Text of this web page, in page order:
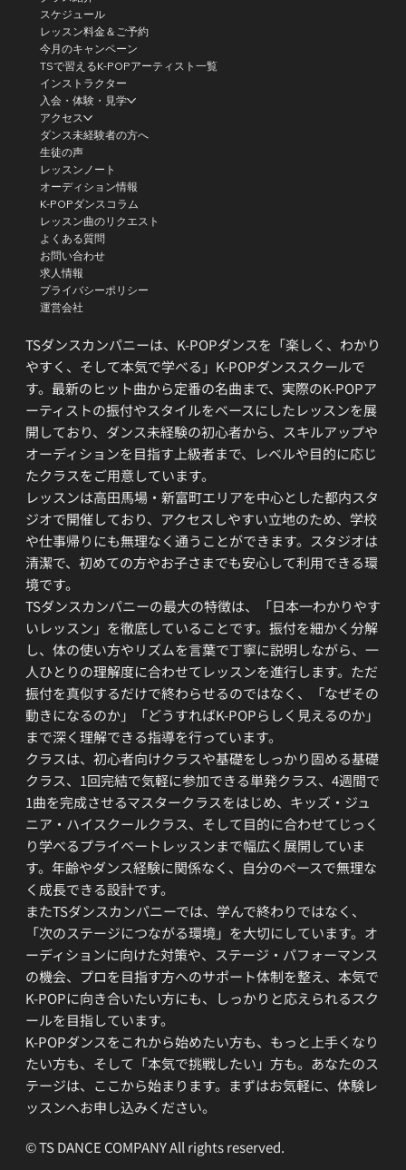
TSダンスカンパニーは、K-POPダンスを「楽しく、わかり
やすく、そして本気で学べる」K-POPダンススクールで
す。最新のヒット曲から定番の名曲まで、実際のK-POPア
ーティストの振付やスタイルをベースにしたレッスンを展
開しており、ダンス未経験の初心者から、スキルアップや
オーディションを目指す上級者まで、レベルや目的に応じ
たクラスをご用意しています。
レッスンは高田馬場・新富町エリアを中心とした都内スタ
ジオで開催しており、アクセスしやすい立地のため、学校
や仕事帰りにも無理なく通うことができます。スタジオは
清潔で、初めての方やお子さまでも安心して利用できる環
境です。
TSダンスカンパニーの最大の特徴は、「日本一わかりやす
いレッスン」を徹底していることです。振付を細かく分解
し、体の使い方やリズムを言葉で丁寧に説明しながら、一
人ひとりの理解度に合わせてレッスンを進行します。ただ
振付を真似するだけで終わらせるのではなく、「なぜその
動きになるのか」「どうすればK-POPらしく見えるのか」
まで深く理解できる指導を行っています。
クラスは、初心者向けクラスや基礎をしっかり固める基礎
クラス、1回完結で気軽に参加できる単発クラス、4週間で
1曲を完成させるマスタークラスをはじめ、キッズ・ジュ
ニア・ハイスクールクラス、そして目的に合わせてじっく
り学べるプライベートレッスンまで幅広く展開していま
す。年齢やダンス経験に関係なく、自分のペースで無理な
く成長できる設計です。
またTSダンスカンパニーでは、学んで終わりではなく、
「次のステージにつながる環境」を大切にしています。オ
ーディションに向けた対策や、ステージ・パフォーマンス
の機会、プロを目指す方へのサポート体制を整え、本気で
K-POPに向き合いたい方にも、しっかりと応えられるスク
ールを目指しています。
K-POPダンスをこれから始めたい方も、もっと上手くなり
たい方も、そして「本気で挑戦したい」方も。あなたのス
テージは、ここから始まります。まずはお気軽に、体験レ
ッスンへお申し込みください。
スケジュール
レッスン料金＆ご予約
今月のキャンペーン
TSで習えるK-POPアーティスト一覧
インストラクター
入会・体験・見学
アクセス
ダンス未経験者の方へ
生徒の声
レッスンノート
オーディション情報
K-POPダンスコラム
レッスン曲のリクエスト
よくある質問
お問い合わせ
求人情報
プライバシーポリシー
運営会社
© TS DANCE COMPANY All rights reserved.